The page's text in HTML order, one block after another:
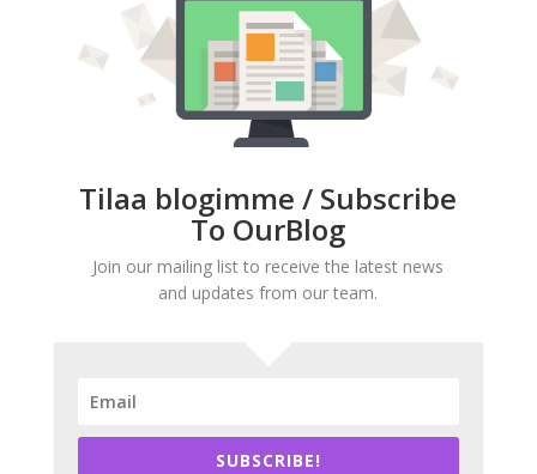
Tilaa blogimme / Subscribe
To OurBlog
Join our mailing list to receive the latest news
and updates from our team.
SUBSCRIBE!